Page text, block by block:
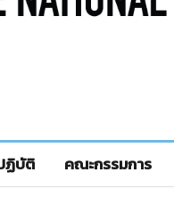
ฏิบัติ คณะกรรมการ